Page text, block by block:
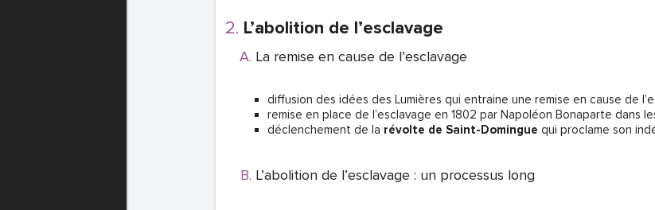
L’abolition de l’esclavage
La remise en cause de l’esclavage
diffusion des idées des Lumières qui entraine une remise en cause de
remise en place de l’esclavage en 1802 par Napoléon Bonaparte dans
déclenchement de la révolte de Saint-Domingue qui proclame son
L’abolition de l’esclavage : un processus long